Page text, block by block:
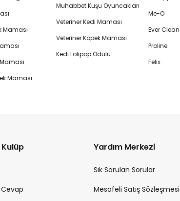
Maması
Maması
Muhabbet Kuşu Oyuncakları
Veteriner Kedi Maması
Veteriner Köpek Maması
Kedi Lolipop Ödülü
Me-O
Ever Clean
Proline
Felix
Yardım Merkezi
Sık Sorulan Sorular
Mesafeli Satış Sözleşmesi